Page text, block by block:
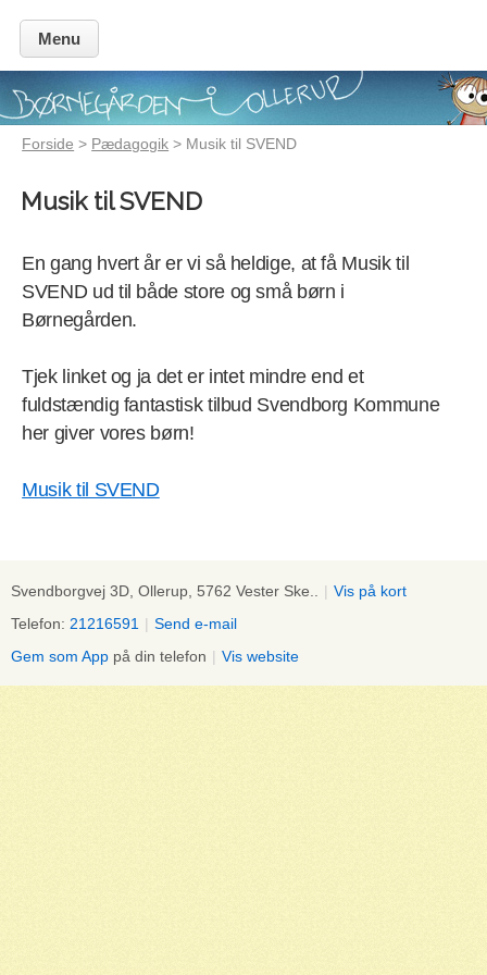
Menu
Forside > Pædagogik > Musik til SVEND
Musik til SVEND
En gang hvert år er vi så heldige, at få Musik til
SVEND ud til både store og små børn i
Børnegården.
Tjek linket og ja det er intet mindre end et
fuldstændig fantastisk tilbud Svendborg Kommune
her giver vores børn!
Musik til SVEND
Svendborgvej 3D, Ollerup, 5762 Vester Ske.. | Vis på kort
Telefon: 21216591 | Send e-mail
Gem som App på din telefon | Vis website